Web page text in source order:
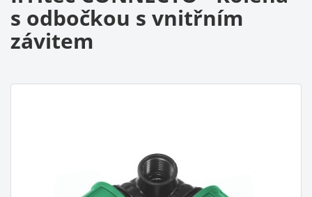
s odbočkou s vnitřním
závitem